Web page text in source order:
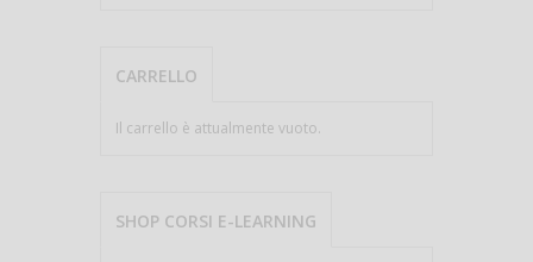
CARRELLO
Il carrello è attualmente vuoto.
SHOP CORSI E-LEARNING